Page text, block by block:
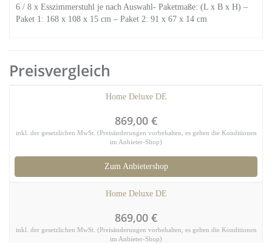
6 / 8 x Esszimmerstuhl je nach Auswahl- Paketmaße: (L x B x H) –
Paket 1: 168 x 108 x 15 cm – Paket 2: 91 x 67 x 14 cm
Preisvergleich
Home Deluxe DE
869,00 €
inkl. der gesetzlichen MwSt. (Preisänderungen vorbehalten, es gelten die Konditionen
im Anbieter-Shop)
Zum Anbietershop
Home Deluxe DE
869,00 €
inkl. der gesetzlichen MwSt. (Preisänderungen vorbehalten, es gelten die Konditionen
im Anbieter-Shop)